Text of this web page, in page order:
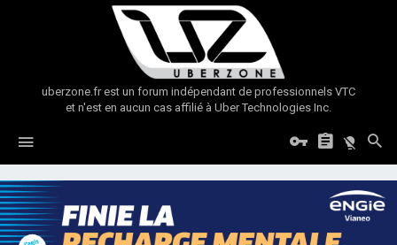
uberzone.fr est un forum indépendant de professionnels VTC
et n'est en aucun cas affilié à Uber Technologies Inc.